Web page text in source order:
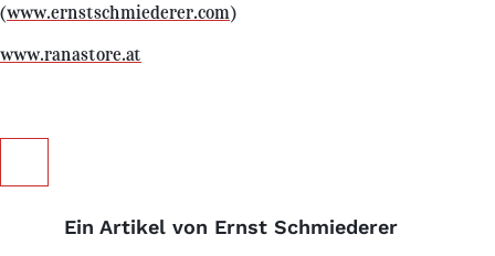
(www.ernstschmiederer.com)
www.ranastore.at
Ein Artikel von Ernst Schmiederer